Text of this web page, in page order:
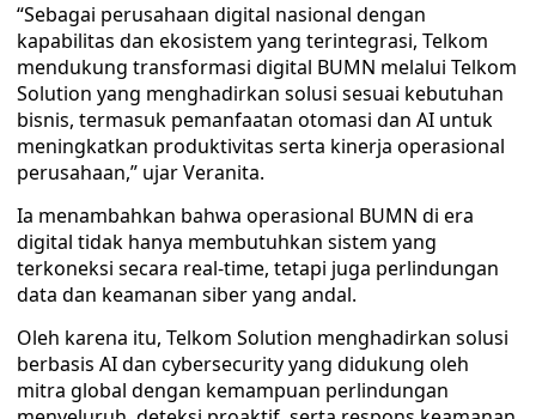
“Sebagai perusahaan digital nasional dengan
kapabilitas dan ekosistem yang terintegrasi, Telkom
mendukung transformasi digital BUMN melalui Telkom
Solution yang menghadirkan solusi sesuai kebutuhan
bisnis, termasuk pemanfaatan otomasi dan AI untuk
meningkatkan produktivitas serta kinerja operasional
perusahaan,” ujar Veranita.
Ia menambahkan bahwa operasional BUMN di era
digital tidak hanya membutuhkan sistem yang
terkoneksi secara real-time, tetapi juga perlindungan
data dan keamanan siber yang andal.
Oleh karena itu, Telkom Solution menghadirkan solusi
berbasis AI dan cybersecurity yang didukung oleh
mitra global dengan kemampuan perlindungan